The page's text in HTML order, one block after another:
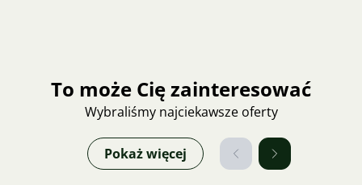
To może Cię zainteresować
Wybraliśmy najciekawsze oferty
Pokaż więcej